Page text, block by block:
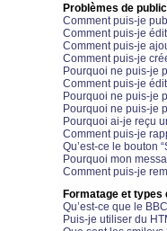
Problèmes de
Comment puis-je
Comment puis-je
Comment puis-je
Comment puis-je
Pourquoi ne puis-je
Comment puis-je
Pourquoi ne puis-je
Pourquoi ne puis-je
Pourquoi ai-je reçu
Comment puis-je
Qu’est-ce le bouton
Pourquoi mon
Comment puis-je
Formatage et types
Qu’est-ce que le
Puis-je utiliser du